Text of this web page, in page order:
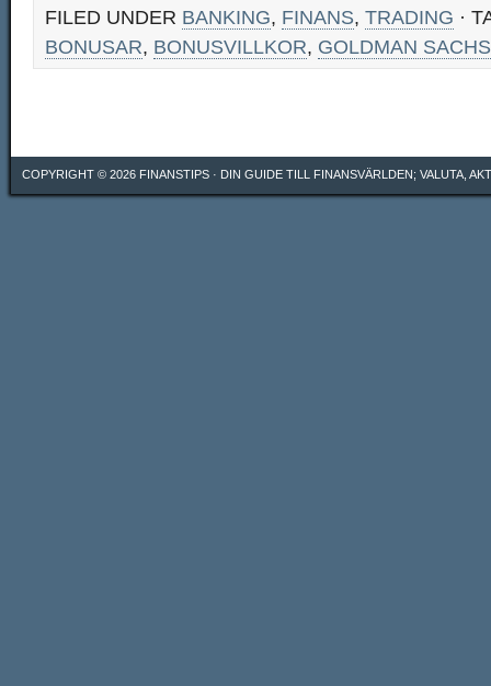
FILED UNDER BANKING, FINANS, TRADING ·
BONUSAR, BONUSVILLKOR, GOLDMAN SACHS
COPYRIGHT © 2026 FINANSTIPS · DIN GUIDE TILL FINANSVÄRLDEN; VALUTA,